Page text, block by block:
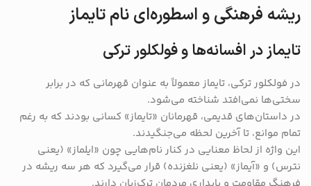
ریشه فرهنگی و اسطوره‌ای نام تایماز
تایماز در افسانه‌ها و فولکلور ترکی
در فولکلور ترکی، تایماز معمولاً به عنوان قهرمانی که در برابر
سختی‌ها نمی‌افتد شناخته می‌شود.
در داستان‌های قدیمی، قهرمانان «تایماز» کسانی بودند که به رغم
تمام موانع، تا آخرین لحظه می‌جنگیدند.
این واژه از لحاظ معنایی در کنار نام‌هایی چون «ایلماز» (یعنی
نترس) و «آیماز» (یعنی نلغزنده) قرار می‌گیرد که هر سه ریشه در